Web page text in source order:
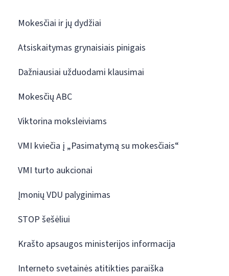
Mokesčiai ir jų dydžiai
Atsiskaitymas grynaisiais pinigais
Dažniausiai užduodami klausimai
Mokesčių ABC
Viktorina moksleiviams
VMI kviečia į „Pasimatymą su mokesčiais“
VMI turto aukcionai
Įmonių VDU palyginimas
STOP šešėliui
Krašto apsaugos ministerijos informacija
Interneto svetainės atitikties paraiška